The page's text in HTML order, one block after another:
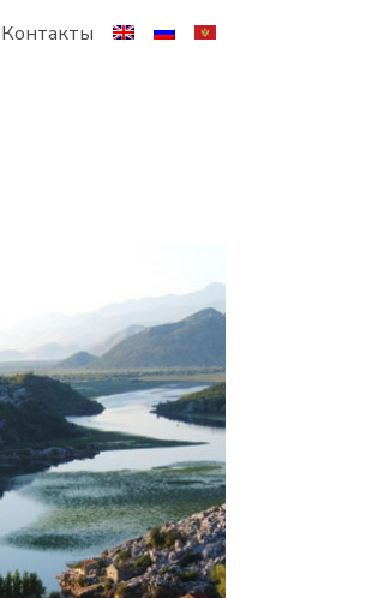
Контакты